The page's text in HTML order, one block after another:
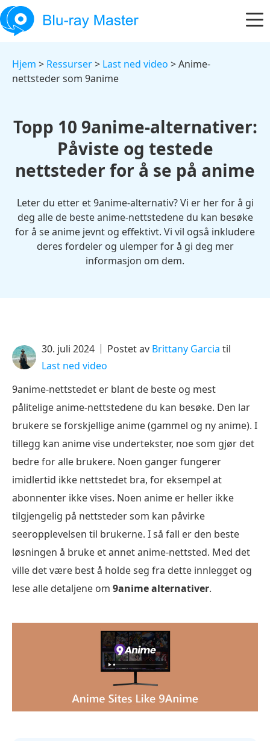
Hjem > Ressurser> Last ned video > Anime-
nettsteder som 9anime
Topp 10 9anime-alternativer:
Påviste og testede
nettsteder for å se på anime
Leter du etter et 9anime-alternativ? Vi er her for å gi
deg alle de beste anime-nettstedene du kan besøke
for å se anime jevnt og effektivt. Vi vil også inkludere
deres fordeler og ulemper for å gi deg mer
informasjon om dem.
30. juli 2024 Postet av Brittany Garcia til
Last ned video
9anime-nettstedet er blant de beste og mest
pålitelige anime-nettstedene du kan besøke. Den lar
brukere se forskjellige anime (gammel og ny anime). I
tillegg kan anime vise undertekster, noe som gjør det
bedre for alle brukere. Noen ganger fungerer
imidlertid ikke nettstedet bra, for eksempel at
abonnenter ikke vises. Noen anime er heller ikke
tilgjengelig på nettsteder som kan påvirke
seeropplevelsen til brukerne. I så fall er den beste
løsningen å bruke et annet anime-nettsted. Med det
ville det være best å holde seg fra dette innlegget og
lese alle detaljene om 9anime alternativer.